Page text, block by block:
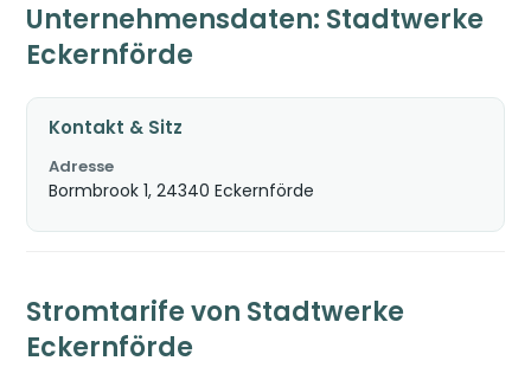
Unternehmensdaten: Stadtwerke
Eckernförde
Kontakt & Sitz
Adresse
Bormbrook 1, 24340 Eckernförde
Stromtarife von Stadtwerke
Eckernförde